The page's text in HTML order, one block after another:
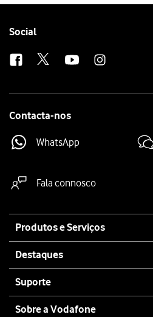
Follow
Social
Contacta-nos
WhatsApp
Fala connosco
map
Produtos e Serviços
Destaques
Suporte
Sobre a Vodafone